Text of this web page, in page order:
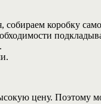
собираем коробку
цену.